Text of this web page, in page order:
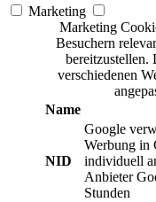
Marketing
Marketing
Besuchern
bereitzustellen.
verschiedenen
Name
NID
Google
Werbung in
individuell
Anbieter
Stunden